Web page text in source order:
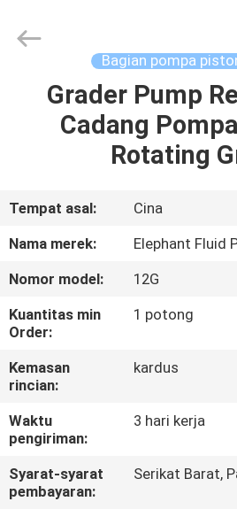
RUMAH
TENTANG
KAMI
TUR
PABRIK
KONTROL
KUALITAS
HUBUNGI
KAMI
Power
Co.,Ltd.
Bagian pompa
Grader Pump
Cadang
Rotating
Tempat asal:
Cina
Nama merek:
Elephant Fluid
Nomor model:
12G
Kuantitas min
Order:
1 potong
Kemasan
rincian:
kardus
Waktu
pengiriman:
3 hari kerja
Syarat-syarat
pembayaran:
Serikat Barat,